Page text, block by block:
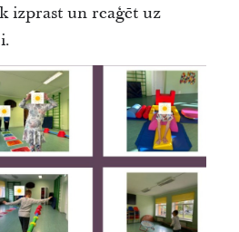
izprast un reaģēt uz